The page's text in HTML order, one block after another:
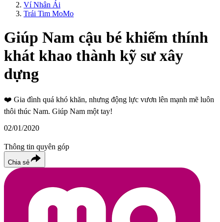
Ví Nhân Ái
Trái Tim MoMo
Giúp Nam cậu bé khiếm thính
khát khao thành kỹ sư xây
dựng
❤️ Gia đình quá khó khăn, nhưng động lực vươn lên mạnh mẽ luôn
thôi thúc Nam. Giúp Nam một tay!
02/01/2020
Thông tin quyên góp
Chia sẻ